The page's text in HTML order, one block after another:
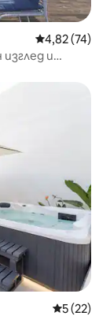
Средна
4,82 (74)
и
Средна
5 (22)